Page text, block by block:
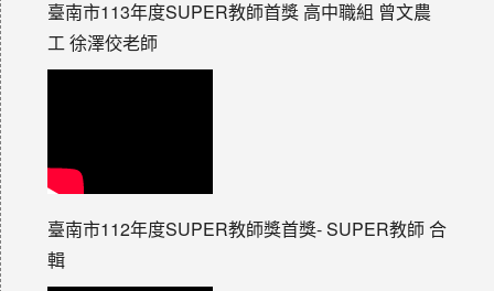
臺南市113年度SUPER教師首獎 高中職組 曾文農
工 徐澤佼老師
臺南市112年度SUPER教師獎首獎- SUPER教師 合
輯